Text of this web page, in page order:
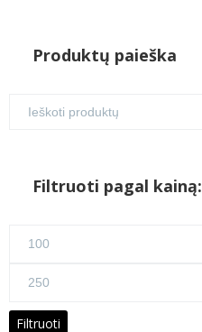
Produktų paieška
Filtruoti pagal kainą:
Maks
Filtruoti